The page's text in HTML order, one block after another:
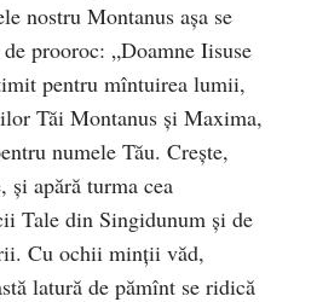
nostru Montanus aşa se
prooroc: „Doamne Iisuse
pentru mîntuirea lumii,
Tăi Montanus şi Maxima,
numele Tău. Creşte,
şi apără turma cea
Tale din Singidunum și de
Cu ochii minţii văd,
latură de pămînt se ridică